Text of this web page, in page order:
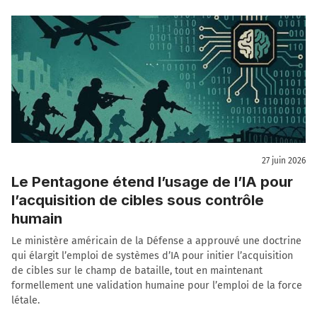
27 juin 2026
Le Pentagone étend l’usage de l’IA pour
l’acquisition de cibles sous contrôle
humain
Le ministère américain de la Défense a approuvé une doctrine
qui élargit l’emploi de systèmes d’IA pour initier l’acquisition
de cibles sur le champ de bataille, tout en maintenant
formellement une validation humaine pour l’emploi de la force
létale.